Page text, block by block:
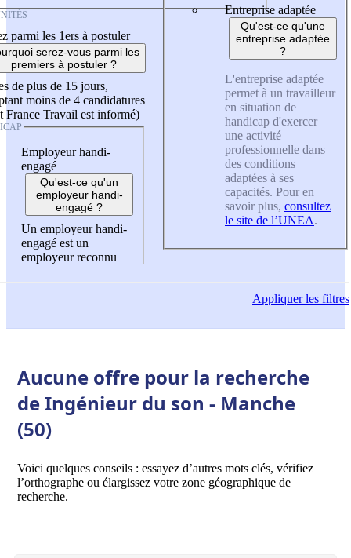
parmi les 1ers à postuler
serez-vous parmi les
premiers à postuler ?
de plus de 15 jours,
moins de 4 candidatures
France Travail est informé)
Employeur handi-
engagé
Qu'est-ce qu'un
employeur handi-
engagé ?
Un employeur handi-
engagé est un
employeur reconnu
Entreprise adaptée
Qu'est-ce qu'une
entreprise adaptée
?
L'entreprise adaptée
permet à un travailleur
en situation de
handicap d'exercer
une activité
professionnelle dans
des conditions
adaptées à ses
capacités. Pour en
savoir plus, consultez
le site de l’UNEA.
Appliquerles filtres
Aucune offre pour la recherche
de Ingénieur du son - Manche
(50)
Voici quelques conseils : essayez d’autres mots clés, vérifiez
l’orthographe ou élargissez votre zone géographique de
recherche.